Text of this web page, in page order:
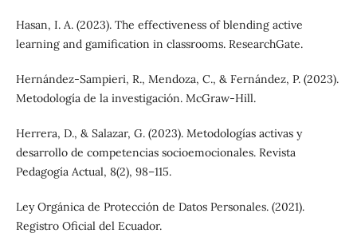
Hasan, I. A. (2023). The effectiveness of blending active
learning and gamification in classrooms. ResearchGate.
Hernández-Sampieri, R., Mendoza, C., & Fernández, P. (2023).
Metodología de la investigación. McGraw-Hill.
Herrera, D., & Salazar, G. (2023). Metodologías activas y
desarrollo de competencias socioemocionales. Revista
Pedagogía Actual, 8(2), 98–115.
Ley Orgánica de Protección de Datos Personales. (2021).
Registro Oficial del Ecuador.